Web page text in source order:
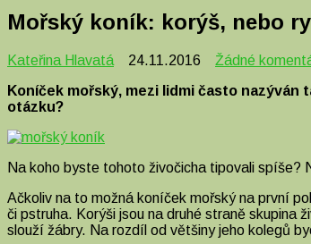
Mořský koník: korýš, nebo
Kateřina Hlavatá 24.11.2016 Žádné
Koníček mořský, mezi lidmi často
otázku?
Na koho byste tohoto živočicha tipovali spíše?
Ačkoliv na to možná koníček mořský na první
či pstruha. Korýši jsou na druhé straně skupina
slouží žábry. Na rozdíl od většiny jeho kolegů